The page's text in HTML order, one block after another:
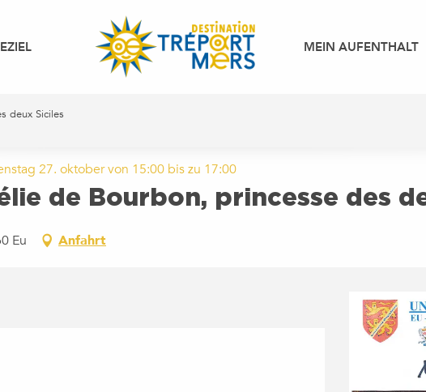
MEIN AUFENTHALT
deux Siciles
27. oktober von 15:00 bis zu 17:00
de Bourbon, princesse des
Eu Anfahrt